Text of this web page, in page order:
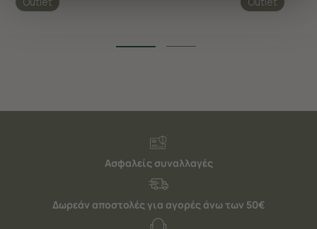
διαφημίσεις. Για να προσαρμόσετε τις επιλογές σας ή
Ασφαλείς συναλλαγές
Δωρεάν αποστολές για αγορές άνω των 50€